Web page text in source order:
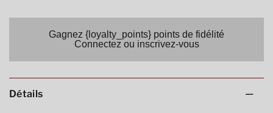
Gagnez {loyalty_points} points de fidélité
Connectez ou inscrivez-vous
Détails